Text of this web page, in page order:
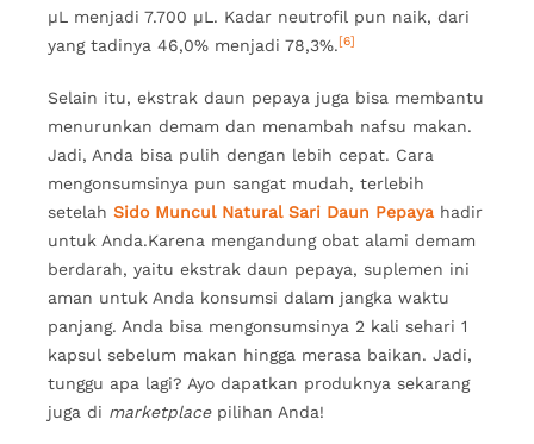
µL menjadi 7.700 µL. Kadar neutrofil pun naik, dari
yang tadinya 46,0% menjadi 78,3%.[6]
Selain itu, ekstrak daun pepaya juga bisa membantu
menurunkan demam dan menambah nafsu makan.
Jadi, Anda bisa pulih dengan lebih cepat. Cara
mengonsumsinya pun sangat mudah, terlebih
setelah Sido Muncul Natural Sari Daun Pepaya hadir
untuk Anda.Karena mengandung obat alami demam
berdarah, yaitu ekstrak daun pepaya, suplemen ini
aman untuk Anda konsumsi dalam jangka waktu
panjang. Anda bisa mengonsumsinya 2 kali sehari 1
kapsul sebelum makan hingga merasa baikan. Jadi,
tunggu apa lagi? Ayo dapatkan produknya sekarang
juga di marketplacepilihan Anda!